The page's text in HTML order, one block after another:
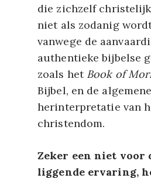
die zichzelf
niet als zodanig
vanwege de
authentieke bijbelse
zoals het Book of
Bijbel, en de algemene
herinterpretatie van
christendom.
Zeker een niet voor
liggende ervaring,